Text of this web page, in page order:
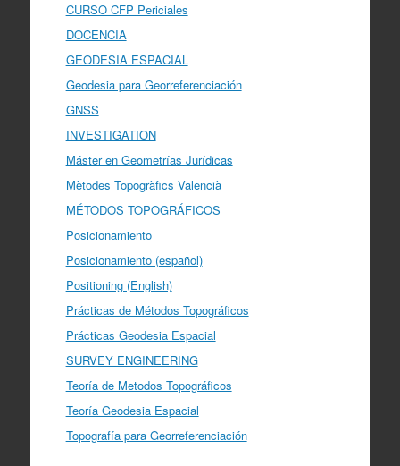
CURSO CFP Periciales
DOCENCIA
GEODESIA ESPACIAL
Geodesia para Georreferenciación
GNSS
INVESTIGATION
Máster en Geometrías Jurídicas
Mètodes Topogràfics Valencià
MÉTODOS TOPOGRÁFICOS
Posicionamiento
Posicionamiento (español)
Positioning (English)
Prácticas de Métodos Topográficos
Prácticas Geodesia Espacial
SURVEY ENGINEERING
Teoría de Metodos Topográficos
Teoría Geodesia Espacial
Topografía para Georreferenciación